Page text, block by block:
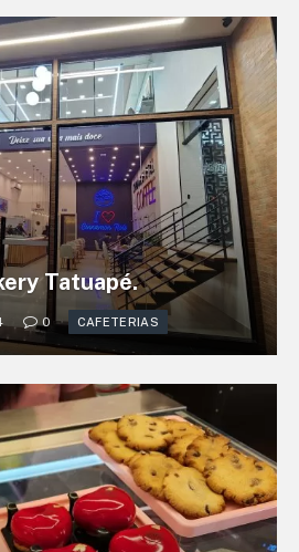
Tatuapé.
0 CAFETERIAS